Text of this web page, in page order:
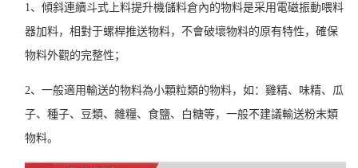
1、 傾斜連續斗式上料提升機儲料倉內的物料是采用電磁振動喂料
器加料，相對于螺桿推送物料，不會破壞物料的原有特性，確保
物料外觀的完整性；
2、一般適用輸送的物料為小顆粒類的物料，如：雞精、味精、瓜
子、種子、豆類、雜糧、食鹽、白糖等，一般不建議輸送粉末類
物料。